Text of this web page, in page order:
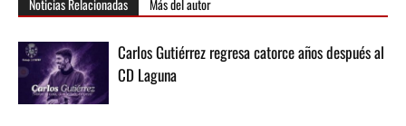
Noticias Relacionadas Más del autor
Carlos Gutiérrez regresa catorce años después al
CD Laguna